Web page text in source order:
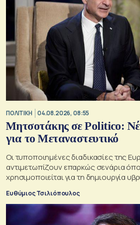
ΠΟΛΙΤΙΚΗ 04.08.2026, 08:55
Μητσοτάκης σε Politico:
για το Μεταναστευτικό
Οι τυποποιημένες διαδικασίες της
αντιμετωπίζουν επαρκώς σενάρια
χρησιμοποιείται για τη δημιουργία
Ευθύμιος Τσιλιόπουλος